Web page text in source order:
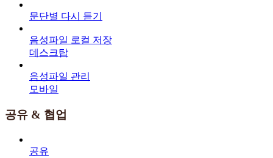
문단별 다시 듣기
음성파일 로컬 저장
데스크탑
음성파일 관리
모바일
공유 & 협업
공유